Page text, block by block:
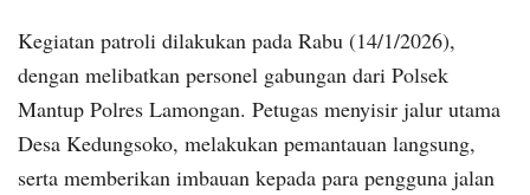
Kegiatan patroli dilakukan pada Rabu (14/1/2026),
dengan melibatkan personel gabungan dari Polsek
Mantup Polres Lamongan. Petugas menyisir jalur utama
Desa Kedungsoko, melakukan pemantauan langsung,
serta memberikan imbauan kepada para pengguna jalan